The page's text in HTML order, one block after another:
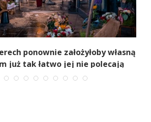
ponownie założyłoby własną
już tak łatwo jej nie polecają